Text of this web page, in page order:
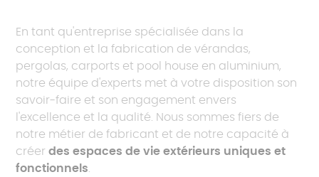
En tant qu'entreprise spécialisée dans la
conception et la fabrication de vérandas,
pergolas, carports et pool house en aluminium,
notre équipe d'experts met à votre disposition son
savoir-faire et son engagement envers
l'excellence et la qualité. Nous sommes fiers de
notre métier de fabricant et de notre capacité à
créerdes espaces de vie extérieurs uniques et
fonctionnels